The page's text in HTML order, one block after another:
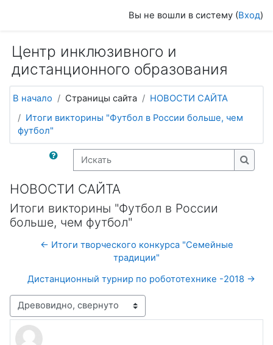
Вы не вошли в систему (Вход)
Центр инклюзивного и
дистанционного образования
В начало Страницы сайта
НОВОСТИ САЙТА
Итоги викторины "Футбол в России больше, чем
футбол"
Искать
НОВОСТИ САЙТА
Итоги викторины "Футбол в России
больше, чем футбол"
← Итоги творческого конкурса "Семейные
традиции"
Дистанционный турнир по робототехнике -2018 →
Режим отображения